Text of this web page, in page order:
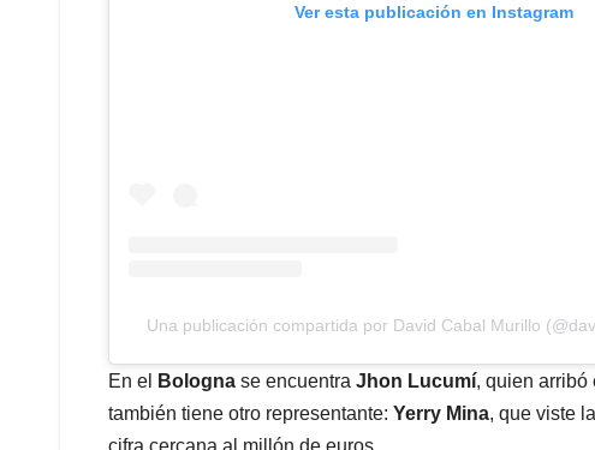
Ver esta publicación en Instagram
Una publicación compartida por David Cabal Murillo
En el Bologna se encuentra Jhon Lucumí, quien arribó
también tiene otro representante: Yerry Mina, que viste